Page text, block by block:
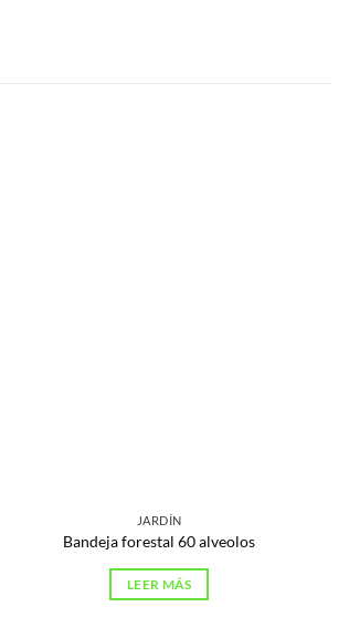
JARDÍN
Bandeja forestal 60 alveolos
LEER MÁS